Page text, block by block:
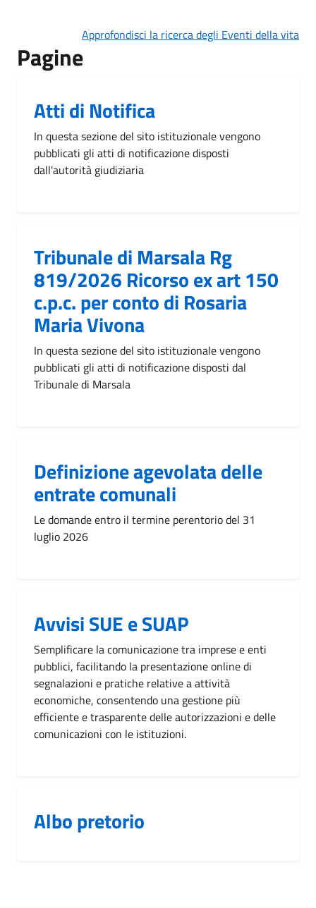
Approfondisci la ricerca degli Eventi della vita
Pagine
Atti di Notifica
In questa sezione del sito istituzionale vengono
pubblicati gli atti di notificazione disposti
dall'autorità giudiziaria
Tribunale di Marsala Rg
819/2026 Ricorso ex art 150
c.p.c. per conto di Rosaria
Maria Vivona
In questa sezione del sito istituzionale vengono
pubblicati gli atti di notificazione disposti dal
Tribunale di Marsala
Definizione agevolata delle
entrate comunali
Le domande entro il termine perentorio del 31
luglio 2026
Avvisi SUE e SUAP
Semplificare la comunicazione tra imprese e enti
pubblici, facilitando la presentazione online di
segnalazioni e pratiche relative a attività
economiche, consentendo una gestione più
efficiente e trasparente delle autorizzazioni e delle
comunicazioni con le istituzioni.
Albo pretorio